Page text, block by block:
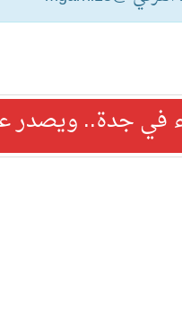
جدة.. ويصدر